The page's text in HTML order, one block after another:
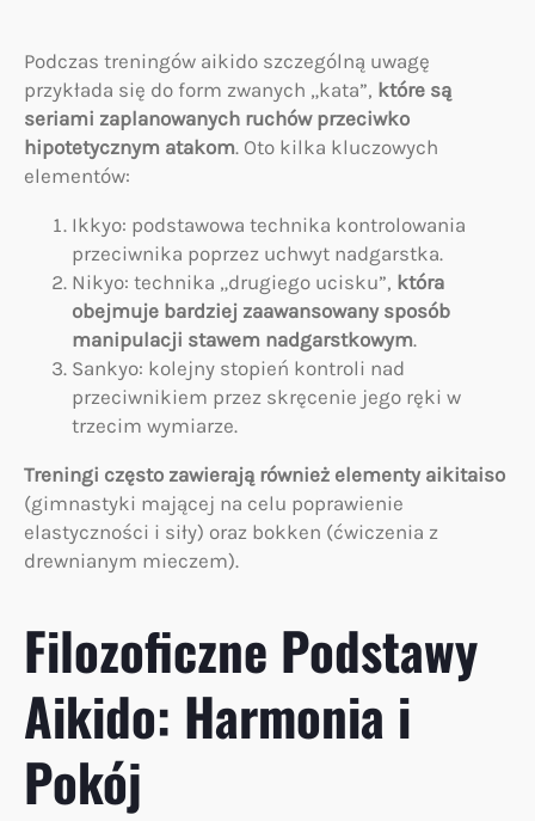
Podczas treningów aikido szczególną uwagę
przykłada się do form zwanych „kata”, które są
seriami zaplanowanych ruchów przeciwko
hipotetycznym atakom. Oto kilka kluczowych
elementów:
Ikkyo: podstawowa technika kontrolowania
przeciwnika poprzez uchwyt nadgarstka.
Nikyo: technika „drugiego ucisku”, która
obejmuje bardziej zaawansowany sposób
manipulacji stawem nadgarstkowym.
Sankyo: kolejny stopień kontroli nad
przeciwnikiem przez skręcenie jego ręki w
trzecim wymiarze.
Treningi często zawierają również elementy aikitaiso
(gimnastyki mającej na celu poprawienie
elastyczności i siły) oraz bokken (ćwiczenia z
drewnianym mieczem).
Filozoficzne Podstawy
Aikido: Harmonia i
Pokój